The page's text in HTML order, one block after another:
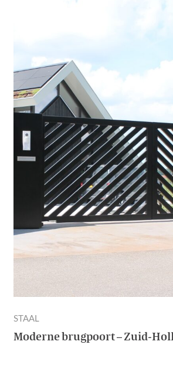
STAAL
Moderne brugpoort – Zuid-